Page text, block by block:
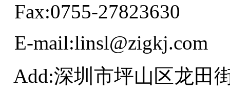
Fax:0755-27823630
E-mail:linsl@zigkj.com
Add:深圳市坪山区龙田